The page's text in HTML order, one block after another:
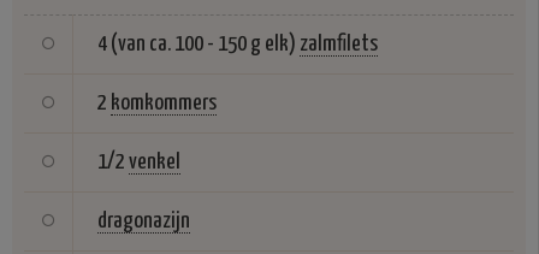
4 (van ca. 100 - 150 g elk) zalmfilets
2 komkommers
1/2 venkel
dragonazijn